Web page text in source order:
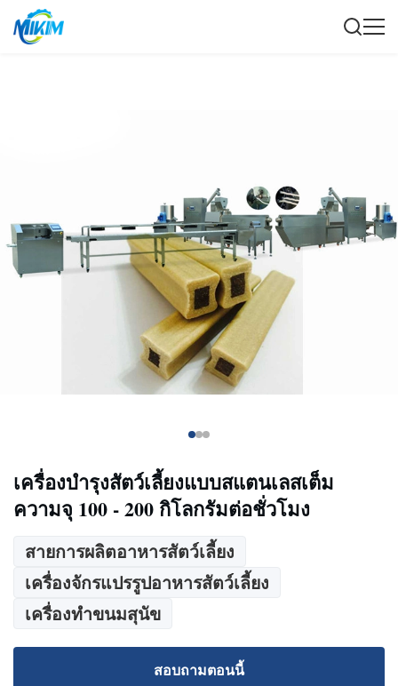
เครื่องบํารุงสัตว์เลี้ยงแบบสแตนเลสเต็ม
ความจุ 100 - 200 กิโลกรัมต่อชั่วโมง
สายการผลิตอาหารสัตว์เลี้ยง
เครื่องจักรแปรรูปอาหารสัตว์เลี้ยง
เครื่องทำขนมสุนัข
สอบถามตอนนี้